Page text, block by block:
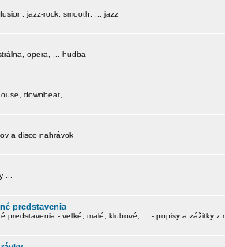
jazz-rock, smooth, ... jazz
opera, ... hudba
downbeat, ...
a disco nahrávok
...
predstavenia
predstavenia - veľké, malé, klubové, ... - popisy a zážitky z